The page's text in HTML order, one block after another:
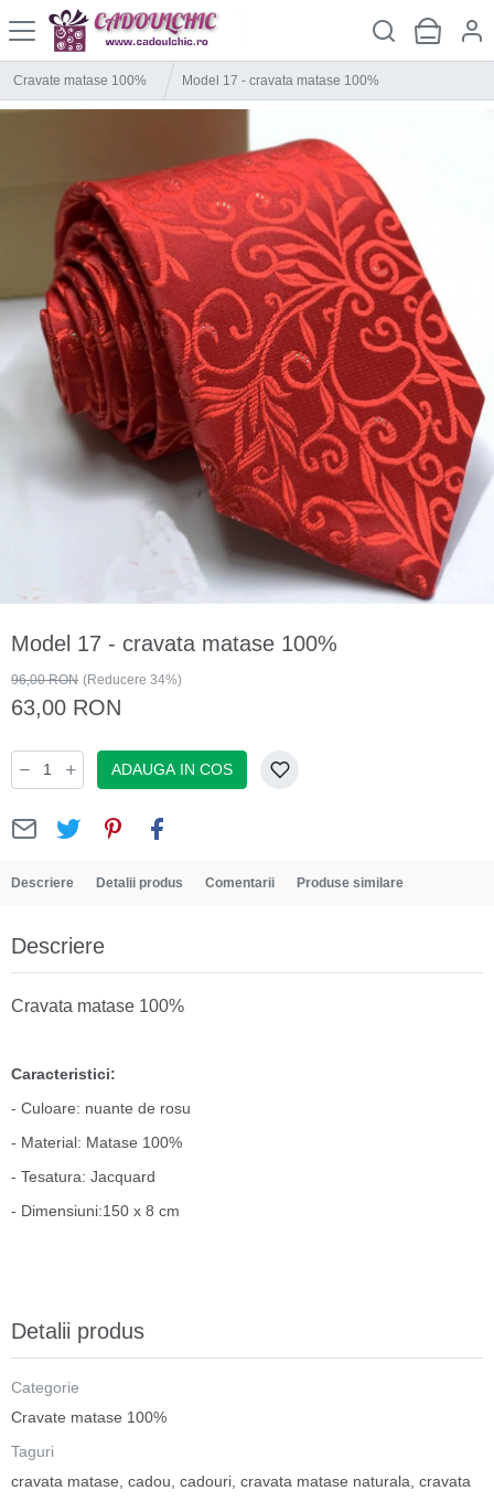
Cravate matase 100% Model 17 - cravata matase 100%
Model 17 - cravata matase 100%
96,00 RON (Reducere 34%)
63,00 RON
ADAUGA IN COS
Descriere Detalii produs Comentarii Produse similare
Descriere
Cravata matase 100%
Caracteristici:
- Culoare: nuante de rosu
- Material: Matase 100%
- Tesatura: Jacquard
- Dimensiuni:150 x 8 cm
Detalii produs
Categorie
Cravate matase 100%
Taguri
cravata matase cadou cadouri cravata matase naturala cravata